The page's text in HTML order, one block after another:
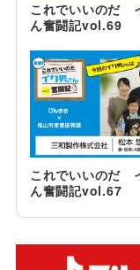
これでいいのだ
ん奮闘記vol.69
これでいいのだ
ん奮闘記vol.67